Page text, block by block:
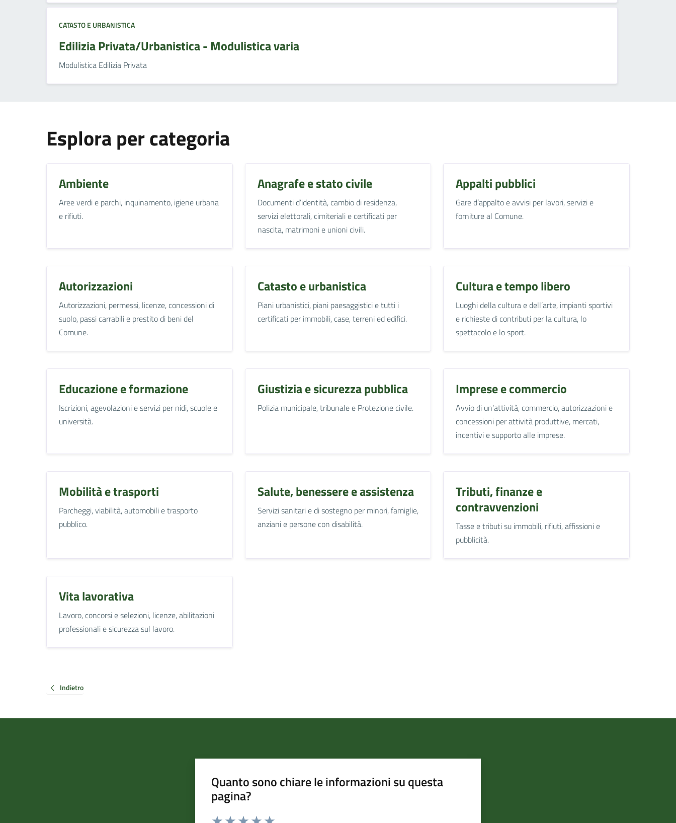
CATASTO E URBANISTICA
Edilizia Privata/Urbanistica - Modulistica varia
Modulistica Edilizia Privata
Esplora per categoria
Ambiente
Aree verdi e parchi, inquinamento, igiene urbana
e rifiuti.
Anagrafe e stato civile
Documenti d’identità, cambio di residenza,
servizi elettorali, cimiteriali e certificati per
nascita, matrimoni e unioni civili.
Appalti pubblici
Gare d’appalto e avvisi per lavori, servizi e
forniture al Comune.
Autorizzazioni
Autorizzazioni, permessi, licenze, concessioni di
suolo, passi carrabili e prestito di beni del
Comune.
Catasto e urbanistica
Piani urbanistici, piani paesaggistici e tutti i
certificati per immobili, case, terreni ed edifici.
Cultura e tempo libero
Luoghi della cultura e dell’arte, impianti sportivi
e richieste di contributi per la cultura, lo
spettacolo e lo sport.
Educazione e formazione
Iscrizioni, agevolazioni e servizi per nidi, scuole e
università.
Giustizia e sicurezza pubblica
Polizia municipale, tribunale e Protezione civile.
Imprese e commercio
Avvio di un’attività, commercio, autorizzazioni e
concessioni per attività produttive, mercati,
incentivi e supporto alle imprese.
Mobilità e trasporti
Parcheggi, viabilità, automobili e trasporto
pubblico.
Salute, benessere e assistenza
Servizi sanitari e di sostegno per minori, famiglie,
anziani e persone con disabilità.
Tributi, finanze e
contravvenzioni
Tasse e tributi su immobili, rifiuti, affissioni e
pubblicità.
Vita lavorativa
Lavoro, concorsi e selezioni, licenze, abilitazioni
professionali e sicurezza sul lavoro.
Indietro
Quanto sono chiare le informazioni su questa
pagina?
Valuta da 1 a 5 stelle la pagina